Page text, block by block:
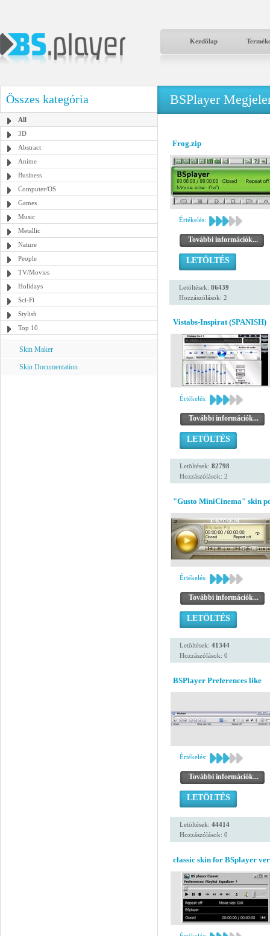
Kezdőlap
Összes kategória
All
3D
Abstract
Anime
Business
Computer/OS
Games
Music
Metallic
Nature
People
TV/Movies
Holidays
Sci-Fi
Stylish
Top 10
Skin Maker
Skin Documentation
BSPlayer
Frog.zip
Értékelés:
További információk...
LETÖLTÉS
Letöltések: 86439
Hozzászólások: 2
Vistabs-Inspirat (SPANISH)
Értékelés:
További információk...
LETÖLTÉS
Letöltések: 82798
Hozzászólások: 2
"Gusto MiniCinema" skin
Értékelés:
További információk...
LETÖLTÉS
Letöltések: 41344
Hozzászólások: 0
BSPlayer Preferences like
Értékelés:
További információk...
LETÖLTÉS
Letöltések: 44414
Hozzászólások: 0
classic skin for BSplayer